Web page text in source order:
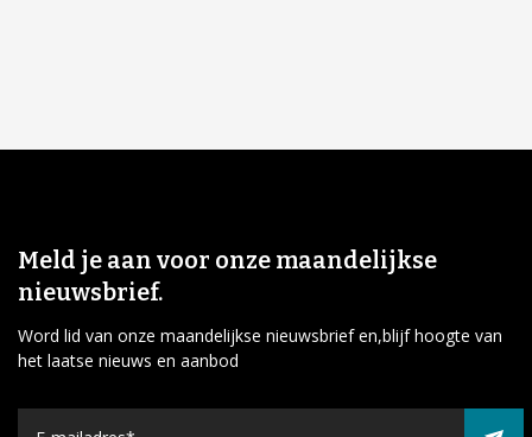
Meld je aan voor onze maandelijkse
nieuwsbrief.
Word lid van onze maandelijkse nieuwsbrief en,blijf hoogte van
het laatse nieuws en aanbod